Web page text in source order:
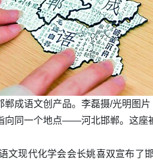
郸成语文创产品。李磊摄/光明图片
同一个地点——河北邯郸。这座
现代化学会会长姚喜双宣布了